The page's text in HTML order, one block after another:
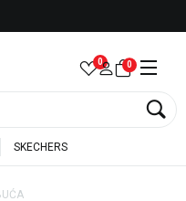
0 0
SKECHERS